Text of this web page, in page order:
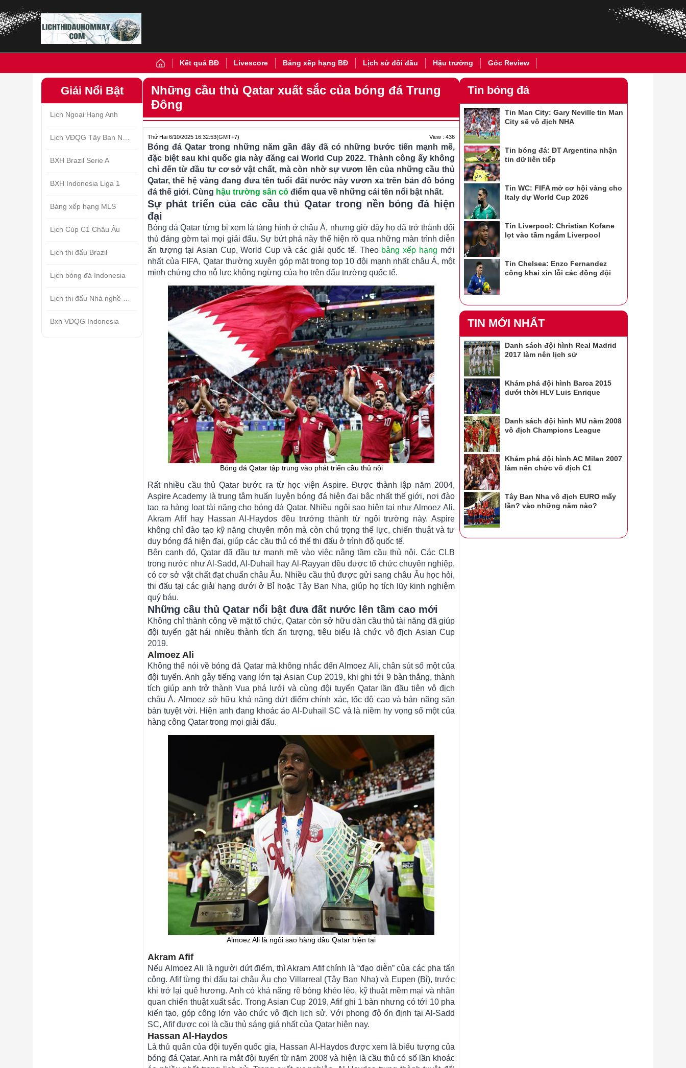
Kết quả BĐ Livescore Bảng xếp hạng BĐ Lịch sử đối đầu Hậu trường Góc Review
Giải Nổi Bật
Lịch Ngoại Hạng Anh
BXH Brazil Serie A
BXH Indonesia Liga 1
Bảng xếp hạng MLS
Lịch Cúp C1 Châu Âu
Lịch thi đấu Brazil
Lịch bóng đá Indonesia
Bxh VDQG Indonesia
Những cầu thủ Qatar xuất sắc của bóng đá Trung
Đông
Thứ Hai 6/10/2025 16:32:53(GMT+7) View : 436
Bóng đá Qatar trong những năm gần đây đã có những bước tiến mạnh mẽ,
đặc biệt sau khi quốc gia này đăng cai World Cup 2022. Thành công ấy không
chỉ đến từ đầu tư cơ sở vật chất, mà còn nhờ sự vươn lên của những cầu thủ
Qatar, thế hệ vàng đang đưa tên tuổi đất nước này vươn xa trên bản đồ bóng
đá thế giới. Cùng hậu trường sân cỏ điểm qua về những cái tên nổi bật nhất.
Sự phát triển của các cầu thủ Qatar trong nền bóng đá hiện
đại
Bóng đá Qatar từng bị xem là tàng hình ở châu Á, nhưng giờ đây họ đã trở thành đối
thủ đáng gờm tại mọi giải đấu. Sự bứt phá này thể hiện rõ qua những màn trình diễn
ấn tượng tại Asian Cup, World Cup và các giải quốc tế. Theo bảng xếp hạng mới
nhất của FIFA, Qatar thường xuyên góp mặt trong top 10 đội mạnh nhất châu Á, một
minh chứng cho nỗ lực không ngừng của họ trên đấu trường quốc tế.
Bóng đá Qatar tập trung vào phát triển cầu thủ nội
Rất nhiều cầu thủ Qatar bước ra từ học viện Aspire. Được thành lập năm 2004,
Aspire Academy là trung tâm huấn luyện bóng đá hiện đại bậc nhất thế giới, nơi đào
tạo ra hàng loạt tài năng cho bóng đá Qatar. Nhiều ngôi sao hiện tại như Almoez Ali,
Akram Afif hay Hassan Al-Haydos đều trưởng thành từ ngôi trường này. Aspire
không chỉ đào tạo kỹ năng chuyên môn mà còn chú trọng thể lực, chiến thuật và tư
duy bóng đá hiện đại, giúp các cầu thủ có thể thi đấu ở trình độ quốc tế.
Bên cạnh đó, Qatar đã đầu tư mạnh mẽ vào việc nâng tầm cầu thủ nội. Các CLB
trong nước như Al-Sadd, Al-Duhail hay Al-Rayyan đều được tổ chức chuyên nghiệp,
có cơ sở vật chất đạt chuẩn châu Âu. Nhiều cầu thủ được gửi sang châu Âu học hỏi,
thi đấu tại các giải hạng dưới ở Bỉ hoặc Tây Ban Nha, giúp họ tích lũy kinh nghiệm
quý báu.
Những cầu thủ Qatar nổi bật đưa đất nước lên tầm cao mới
Không chỉ thành công về mặt tổ chức, Qatar còn sở hữu dàn cầu thủ tài năng đã giúp
đội tuyển gặt hái nhiều thành tích ấn tượng, tiêu biểu là chức vô địch Asian Cup
2019.
Almoez Ali
Không thể nói về bóng đá Qatar mà không nhắc đến Almoez Ali, chân sút số một của
đội tuyển. Anh gây tiếng vang lớn tại Asian Cup 2019, khi ghi tới 9 bàn thắng, thành
tích giúp anh trở thành Vua phá lưới và cùng đội tuyển Qatar lần đầu tiên vô địch
châu Á. Almoez sở hữu khả năng dứt điểm chính xác, tốc độ cao và bản năng săn
bàn tuyệt vời. Hiện anh đang khoác áo Al-Duhail SC và là niềm hy vọng số một của
hàng công Qatar trong mọi giải đấu.
Almoez Ali là ngôi sao hàng đầu Qatar hiện tại
Akram Afif
Nếu Almoez Ali là người dứt điểm, thì Akram Afif chính là “đạo diễn” của các pha tấn
công. Afif từng thi đấu tại châu Âu cho Villarreal (Tây Ban Nha) và Eupen (Bỉ), trước
khi trở lại quê hương. Anh có khả năng rê bóng khéo léo, kỹ thuật mềm mại và nhãn
quan chiến thuật xuất sắc. Trong Asian Cup 2019, Afif ghi 1 bàn nhưng có tới 10 pha
kiến tạo, góp công lớn vào chức vô địch lịch sử. Với phong độ ổn định tại Al-Sadd
SC, Afif được coi là cầu thủ sáng giá nhất của Qatar hiện nay.
Hassan Al-Haydos
Là thủ quân của đội tuyển quốc gia, Hassan Al-Haydos được xem là biểu tượng của
bóng đá Qatar. Anh ra mắt đội tuyển từ năm 2008 và hiện là cầu thủ có số lần khoác
Tin bóng đá
Tin Man City: Gary Neville tin Man
City sẽ vô địch NHA
Tin bóng đá: ĐT Argentina nhận
tin dữ liên tiếp
Tin WC: FIFA mở cơ hội vàng cho
Italy dự World Cup 2026
Tin Liverpool: Christian Kofane
lọt vào tầm ngắm Liverpool
Tin Chelsea: Enzo Fernandez
công khai xin lỗi các đồng đội
TIN MỚI NHẤT
Danh sách đội hình Real Madrid
2017 làm nên lịch sử
Khám phá đội hình Barca 2015
dưới thời HLV Luis Enrique
Danh sách đội hình MU năm 2008
vô địch Champions League
Khám phá đội hình AC Milan 2007
làm nên chức vô địch C1
Tây Ban Nha vô địch EURO mấy
lần? vào những năm nào?